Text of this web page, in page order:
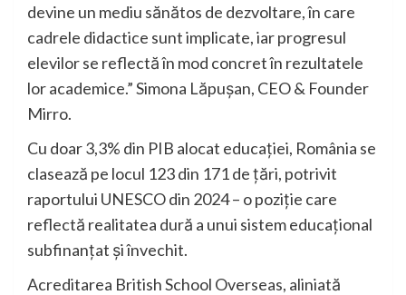
devine un mediu sănătos de dezvoltare, în care
cadrele didactice sunt implicate, iar progresul
elevilor se reflectă în mod concret în rezultatele
lor academice.” Simona Lăpușan, CEO & Founder
Mirro.
Cu doar 3,3% din PIB alocat educației, România se
clasează pe locul 123 din 171 de țări, potrivit
raportului UNESCO din 2024 – o poziție care
reflectă realitatea dură a unui sistem educațional
subfinanțat și învechit.
Acreditarea British School Overseas, aliniată